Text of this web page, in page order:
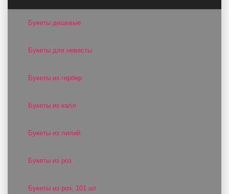
Букеты дешевые
Букеты для невесты
Букеты из гербер
Букеты из калл
Букеты из лилий
Букеты из роз
Букеты из роз, 101 шт